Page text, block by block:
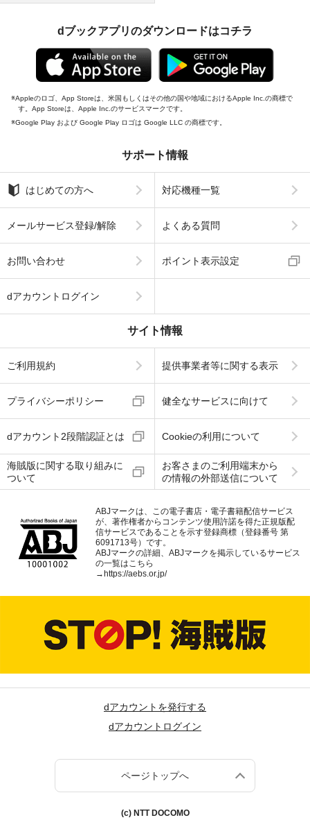
dブックアプリのダウンロードはコチラ
Appleのロゴ、App Storeは、米国もしくはその他の国や地域におけるApple Inc.の商標で
す。App Storeは、Apple Inc.のサービスマークです。
Google Play および Google Play ロゴは Google LLC の商標です。
サポート情報
はじめての方へ 対応機種一覧
メールサービス登録/解除 よくある質問
お問い合わせ ポイント表示設定
dアカウントログイン
サイト情報
ご利用規約 提供事業者等に関する表示
プライバシーポリシー 健全なサービスに向けて
dアカウント2段階認証とは Cookieの利用について
海賊版に関する取り組みに
ついて
お客さまのご利用端末から
の情報の外部送信について
ABJマークは、この電子書店・電子書籍配信サービス
が、著作権者からコンテンツ使用許諾を得た正規版配
信サービスであることを示す登録商標（登録番号 第
6091713号）です。
ABJマークの詳細、ABJマークを掲示しているサービス
の一覧はこちら
→ https://aebs.or.jp/
dアカウントを発行する
dアカウントログイン
ページトップへ
(c) NTT DOCOMO